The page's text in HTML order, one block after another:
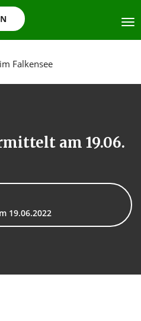
am 19.06.
19.06.2022